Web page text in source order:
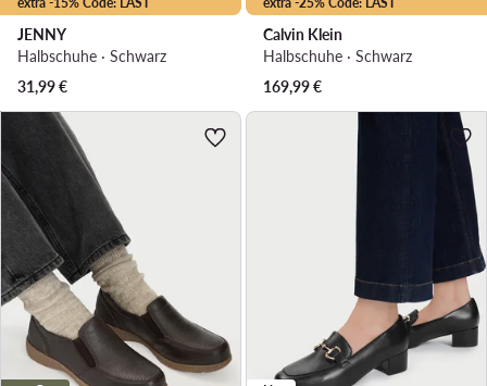
JENNY
Halbschuhe · Schwarz
31,99€
Calvin Klein
Halbschuhe · Schwarz
169,99€